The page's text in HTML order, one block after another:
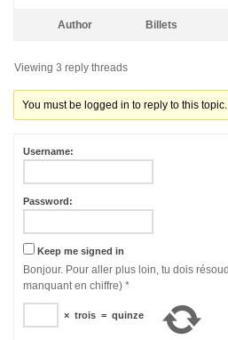
Author Billets
Viewing 3 reply threads
You must be logged in to reply to this topic.
Username:
Password:
Keep me signed in
Bonjour. Pour aller plus loin, tu dois résoudre le calcul (Indique l\'élément
manquant en chiffre) *
× trois = quinze